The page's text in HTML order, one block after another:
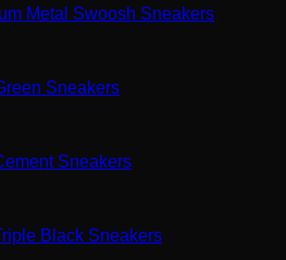
Metal Swoosh Sneakers
Sneakers
Sneakers
Black Sneakers